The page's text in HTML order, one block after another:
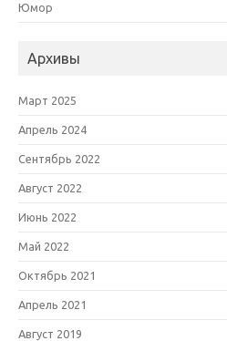
Юмор
Архивы
Март 2025
Апрель 2024
Сентябрь 2022
Август 2022
Июнь 2022
Май 2022
Октябрь 2021
Апрель 2021
Август 2019